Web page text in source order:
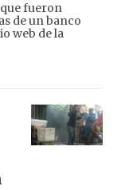
fueron
de un banco
web de la